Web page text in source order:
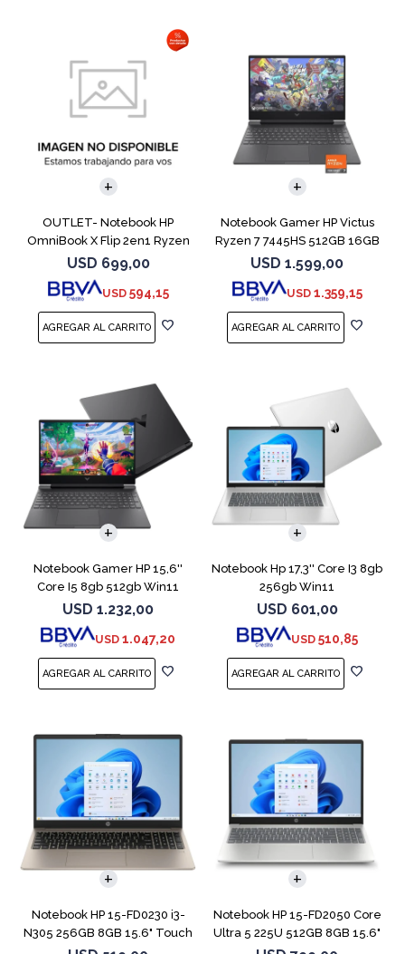
OUTLET- Notebook HP
OmniBook X Flip 2en1 Ryzen
5 512GB 8GB
USD 699,00
USD 594,15
COMPARAR
Notebook Gamer HP Victus
Ryzen 7 7445HS 512GB 16GB
RTX 4050
USD 1.599,00
USD 1.359,15
COMPARAR
Notebook Gamer HP 15,6''
Core I5 8gb 512gb Win11
Rtx3050
USD 1.232,00
USD 1.047,20
COMPARAR
Notebook Hp 17,3'' Core I3 8gb
256gb Win11
USD 601,00
USD 510,85
COMPARAR
Notebook HP 15-FD0230 i3-
N305 256GB 8GB 15.6" Touch
COMPARAR
Notebook HP 15-FD2050 Core
Ultra 5 225U 512GB 8GB 15.6"